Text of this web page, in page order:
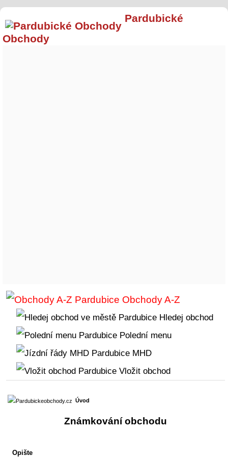
Pardubické
Obchody
Obchody A-Z
Hledej obchod
Polední menu
MHD
Vložit obchod
Úvod
Známkování obchodu
Opište